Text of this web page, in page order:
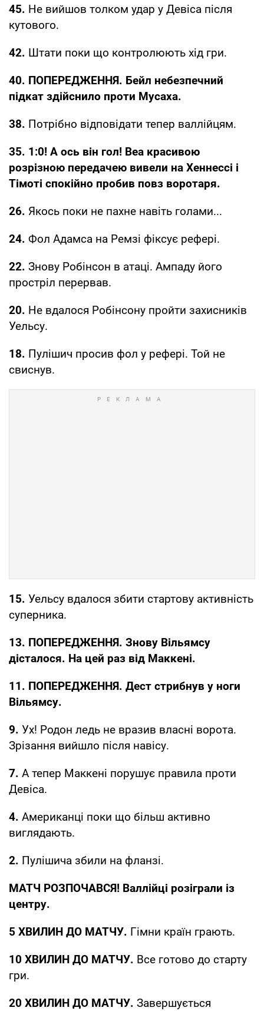
45. Не вийшов толком удар у Девіса після
кутового.
42. Штати поки що контролюють хід гри.
40. ПОПЕРЕДЖЕННЯ. Бейл небезпечний
підкат здійснило проти Мусаха.
38. Потрібно відповідати тепер валлійцям.
35. 1:0! А ось він гол! Веа красивою
розрізною передачею вивели на Хеннессі і
Тімоті спокійно пробив повз воротаря.
26. Якось поки не пахне навіть голами...
24. Фол Адамса на Ремзі фіксує рефері.
22. Знову Робінсон в атаці. Ампаду його
простріл перервав.
20. Не вдалося Робінсону пройти захисників
Уельсу.
18. Пулішич просив фол у рефері. Той не
свиснув.
15. Уельсу вдалося збити стартову активність
суперника.
13. ПОПЕРЕДЖЕННЯ. Знову Вільямсу
дісталося. На цей раз від Маккені.
11. ПОПЕРЕДЖЕННЯ. Дест стрибнув у ноги
Вільямсу.
9. Ух! Родон ледь не вразив власні ворота.
Зрізання вийшло після навісу.
7. А тепер Маккені порушує правила проти
Девіса.
4. Американці поки що більш активно
виглядають.
2. Пулішича збили на фланзі.
МАТЧ РОЗПОЧАВСЯ! Валлійці розіграли із
центру.
5 ХВИЛИН ДО МАТЧУ. Гімни країн грають.
10 ХВИЛИН ДО МАТЧУ. Все готово до старту
гри.
20 ХВИЛИН ДО МАТЧУ. Завершується